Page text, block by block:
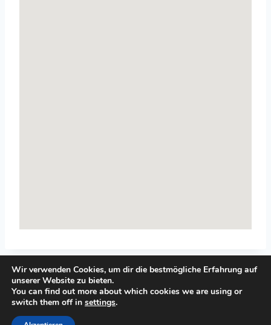
© 2026 Top-Systemisches-Coaching.de
Wir verwenden Cookies, um dir die bestmögliche Erfahrung auf
unserer Website zu bieten.
You can find out more about which cookies we are using or
switch them off in settings.